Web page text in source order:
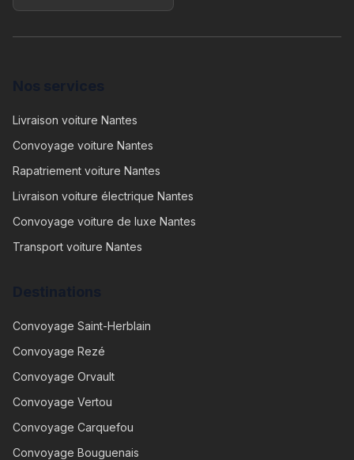
Livraison voiture Nantes
Convoyage voiture Nantes
Rapatriement voiture Nantes
Livraison voiture électrique Nantes
Convoyage voiture de luxe Nantes
Transport voiture Nantes
Convoyage Saint-Herblain
Convoyage Rezé
Convoyage Orvault
Convoyage Vertou
Convoyage Carquefou
Convoyage Bouguenais